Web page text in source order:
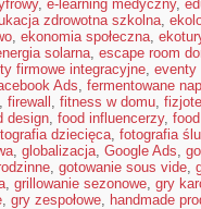
, e-learning medyczny,
zdrowotna szkolna,
, ekonomia społeczna,
solarna, escape room
firmowe integracyjne, eventy
Ads, fermentowane
, firewall , fitness w domu,
design, food influencerzy,
dziecięca, fotografia
, globalizacja, Google Ads,
, gotowanie sous vide,
, grillowanie sezonowe, gry
, gry zespołowe, handmade